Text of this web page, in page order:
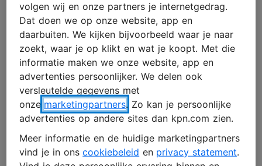
Wachtwoord vergeten
Dat overkomt de beste. Vul je e-mailadres
in, dan krijg je een mail om ‘n nieuw
wachtwoord aan te maken.
E-mailadres
volgen wij en onze partners je internetgedrag.
Dat doen we op onze website, app en
daarbuiten. We kijken bijvoorbeeld waar je naar
zoekt, waar je op klikt en wat je koopt. Met die
informatie maken we onze website, app en
advertenties persoonlijker. We delen ook
versleutelde gegevens met
onze marketingpartners. Zo kan je persoonlijke
advertenties op andere sites dan kpn.com zien.
Meer informatie en de huidige marketingpartners
vind je in ons cookiebeleid en privacy statement.